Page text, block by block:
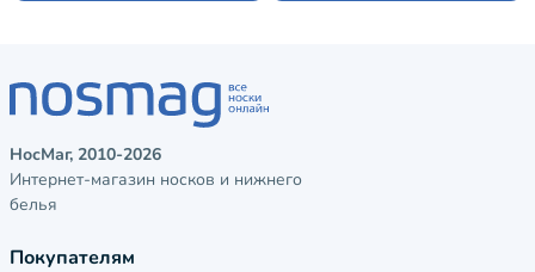
НосМаг, 2010-2026
Интернет-магазин носков и нижнего
белья
Покупателям